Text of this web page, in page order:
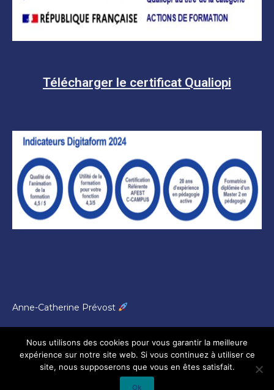
Télécharger le certificat Qualiopi
Anne-Catherine Prévost
Données Personnelles DigitaForm
Nous utilisons des cookies pour vous garantir la meilleure
expérience sur notre site web. Si vous continuez à utiliser ce
site, nous supposerons que vous en êtes satisfait.
Ok